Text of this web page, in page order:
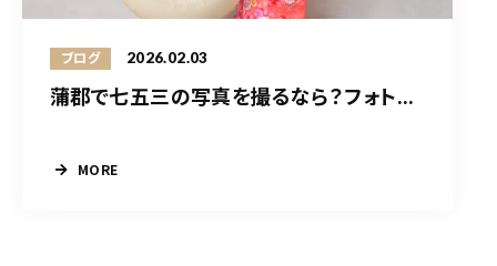
ブログ 2026.02.03
蒲郡で七五三の写真を撮るなら？フォト...
MORE